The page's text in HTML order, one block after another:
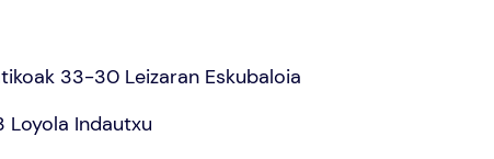
33-30 Leizaran Eskubaloia
Loyola Indautxu